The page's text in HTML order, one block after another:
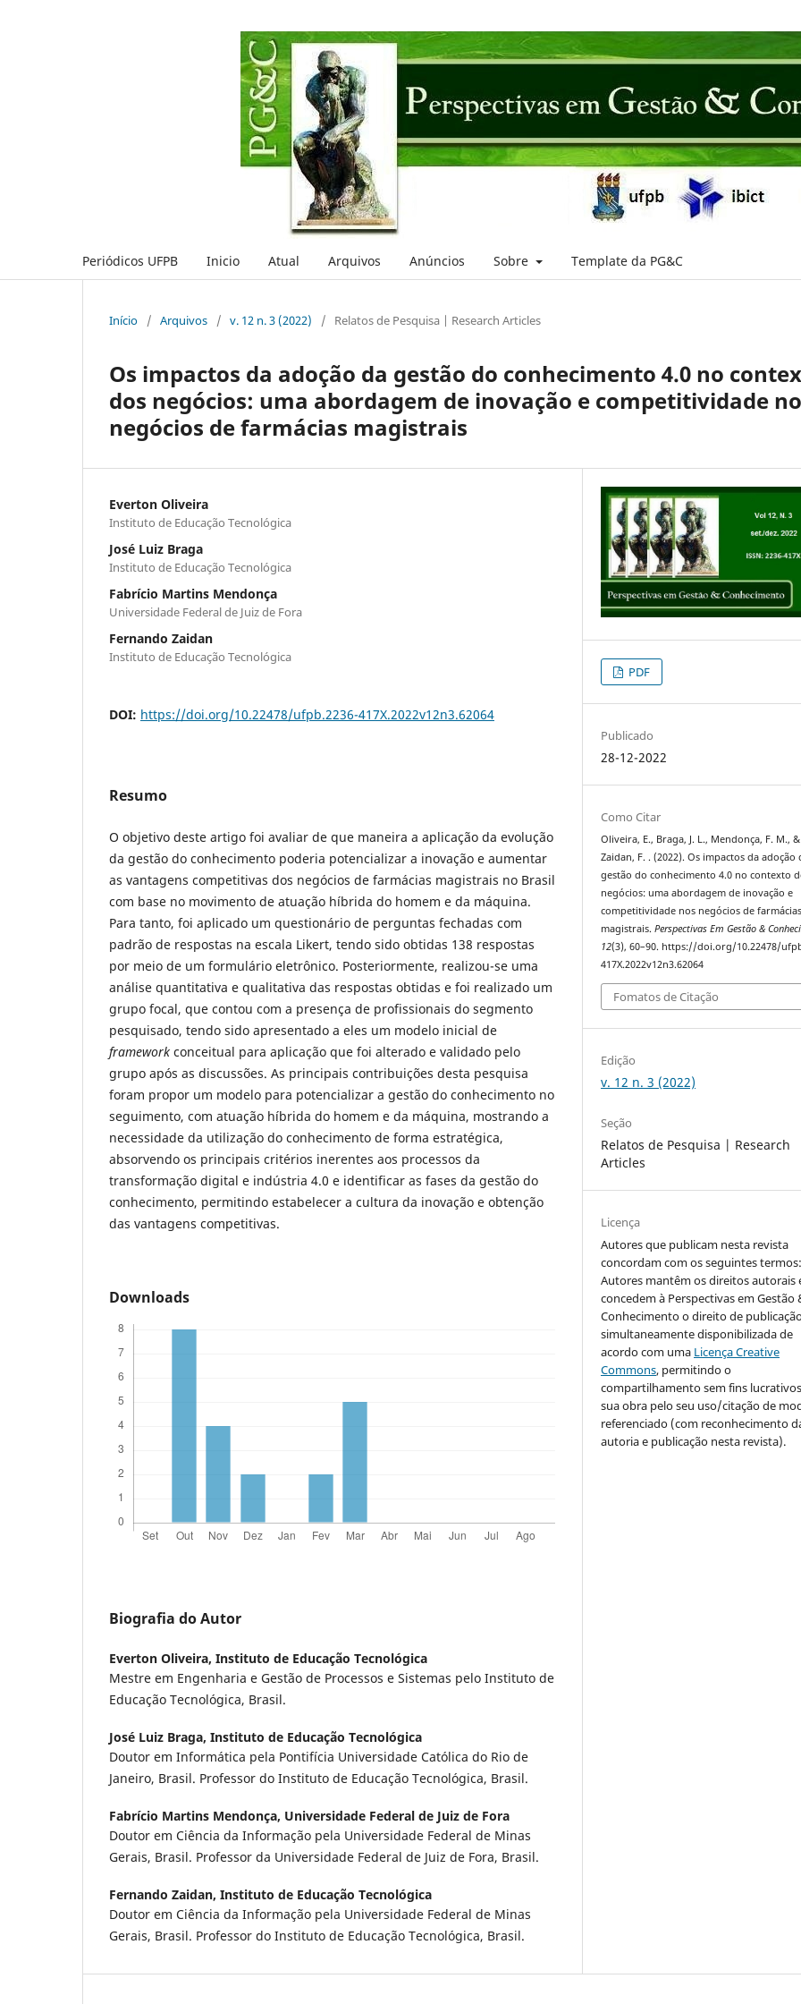
Periódicos UFPB Inicio Atual Arquivos Anúncios Sobre Template da PG&C
Início / Arquivos / v. 12 n. 3 (2022) / Relatos de Pesquisa | Research Articles
Os impactos da adoção da gestão do conhecimento 4.0 no
dos negócios: uma abordagem de inovação e competitividade
negócios de farmácias magistrais
Everton Oliveira
Instituto de Educação Tecnológica
José Luiz Braga
Instituto de Educação Tecnológica
Fabrício Martins Mendonça
Universidade Federal de Juiz de Fora
Fernando Zaidan
Instituto de Educação Tecnológica
DOI: https://doi.org/10.22478/ufpb.2236-417X.2022v12n3.62064
Resumo
O objetivo deste artigo foi avaliar de que maneira a aplicação da evolução
da gestão do conhecimento poderia potencializar a inovação e aumentar
as vantagens competitivas dos negócios de farmácias magistrais no Brasil
com base no movimento de atuação híbrida do homem e da máquina.
Para tanto, foi aplicado um questionário de perguntas fechadas com
padrão de respostas na escala Likert, tendo sido obtidas 138 respostas
por meio de um formulário eletrônico. Posteriormente, realizou-se uma
análise quantitativa e qualitativa das respostas obtidas e foi realizado um
grupo focal, que contou com a presença de profissionais do segmento
pesquisado, tendo sido apresentado a eles um modelo inicial de
framework conceitual para aplicação que foi alterado e validado pelo
grupo após as discussões. As principais contribuições desta pesquisa
foram propor um modelo para potencializar a gestão do conhecimento no
seguimento, com atuação híbrida do homem e da máquina, mostrando a
necessidade da utilização do conhecimento de forma estratégica,
absorvendo os principais critérios inerentes aos processos da
transformação digital e indústria 4.0 e identificar as fases da gestão do
conhecimento, permitindo estabelecer a cultura da inovação e obtenção
das vantagens competitivas.
Downloads
Biografia do Autor
Everton Oliveira, Instituto de Educação Tecnológica
Mestre em Engenharia e Gestão de Processos e Sistemas pelo Instituto de
Educação Tecnológica, Brasil.
José Luiz Braga, Instituto de Educação Tecnológica
Doutor em Informática pela Pontifícia Universidade Católica do Rio de
Janeiro, Brasil. Professor do Instituto de Educação Tecnológica, Brasil.
Fabrício Martins Mendonça, Universidade Federal de Juiz de Fora
Doutor em Ciência da Informação pela Universidade Federal de Minas
Gerais, Brasil. Professor da Universidade Federal de Juiz de Fora, Brasil.
Fernando Zaidan, Instituto de Educação Tecnológica
Doutor em Ciência da Informação pela Universidade Federal de Minas
Gerais, Brasil. Professor do Instituto de Educação Tecnológica, Brasil.
PDF
Publicado
28-12-2022
Como Citar
Oliveira, E., Braga, J. L., Mendonça, F. M., &
Zaidan, F. . (2022). Os impactos da adoção
gestão do conhecimento 4.0 no contexto
negócios: uma abordagem de inovação e
competitividade nos negócios de farmácias
magistrais.Perspectivas Em Gestão &
12(3), 60–90. https://doi.org/10.22478/
417X.2022v12n3.62064
Fomatos de Citação
Edição
v. 12 n. 3 (2022)
Seção
Relatos de Pesquisa | Research
Articles
Licença
Autores que publicam nesta revista
concordam com os seguintes
Autores mantêm os direitos autorais
concedem à Perspectivas em Gestão
Conhecimento o direito de
simultaneamente disponibilizada de
acordo com uma Licença Creative
Commons, permitindo o
compartilhamento sem fins
sua obra pelo seu uso/citação de
referenciado (com reconhecimento
autoria e publicação nesta revista).